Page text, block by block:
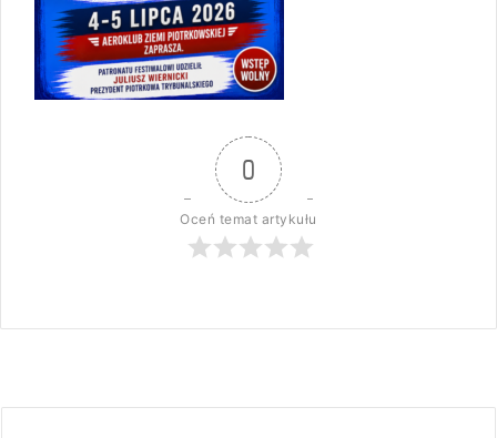
0
Oceń temat artykułu